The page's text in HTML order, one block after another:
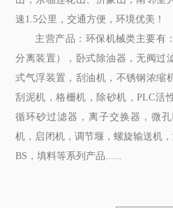
速1.5公里，交通方便，环境优美！
主营产品：环保机械类主要有
分离装置），卧式除油器，无阀过
式气浮装置，刮油机，不锈钢浓缩
刮泥机，格栅机，除砂机，PLC活
循环砂过滤器，离子交换器，微
机，启闭机，调节堰，螺旋输送机
BS，填料等系列产品......